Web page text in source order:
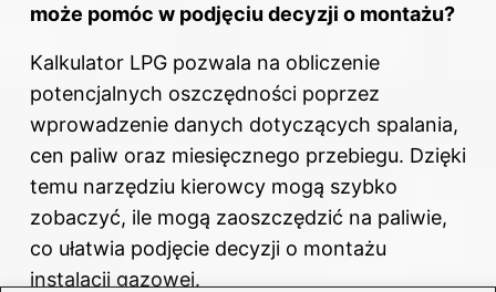
może pomóc w podjęciu decyzji o montażu?
Kalkulator LPG pozwala na obliczenie
potencjalnych oszczędności poprzez
wprowadzenie danych dotyczących spalania,
cen paliw oraz miesięcznego przebiegu. Dzięki
temu narzędziu kierowcy mogą szybko
zobaczyć, ile mogą zaoszczędzić na paliwie,
co ułatwia podjęcie decyzji o montażu
instalacji gazowej.